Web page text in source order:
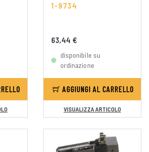
1-9734
63,44 €
disponibile su
ordinazione
AGGIUNGI AL CARRELLO
VISUALIZZA ARTICOLO